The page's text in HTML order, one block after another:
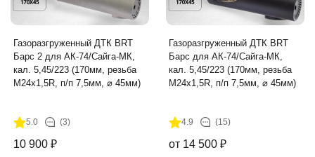
Газоразгруженный ДТК BRT
Барс 2 для АК-74/Сайга-МК,
кал. 5,45/223 (170мм, резьба
M24х1,5R, п/п 7,5мм, ⌀ 45мм)
5.0 (3)
10 900 ₽
Газоразгруженный ДТК BRT
Барс для АК-74/Сайга-МК,
кал. 5,45/223 (170мм, резьба
M24х1,5R, п/п 7,5мм, ⌀ 45мм)
4.9 (15)
от 14 500 ₽